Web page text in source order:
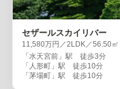
セザールスカイリバー
11,580万円／2LDK／56.50㎡
「水天宮前」駅 徒歩3分
「人形町」駅 徒歩10分
「茅場町」駅 徒歩10分